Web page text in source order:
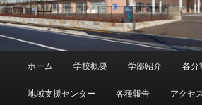
メ
イ
サ
ブ
ホーム 学校概要 学部紹介 各分
地域支援センター 各種報告 アクセ